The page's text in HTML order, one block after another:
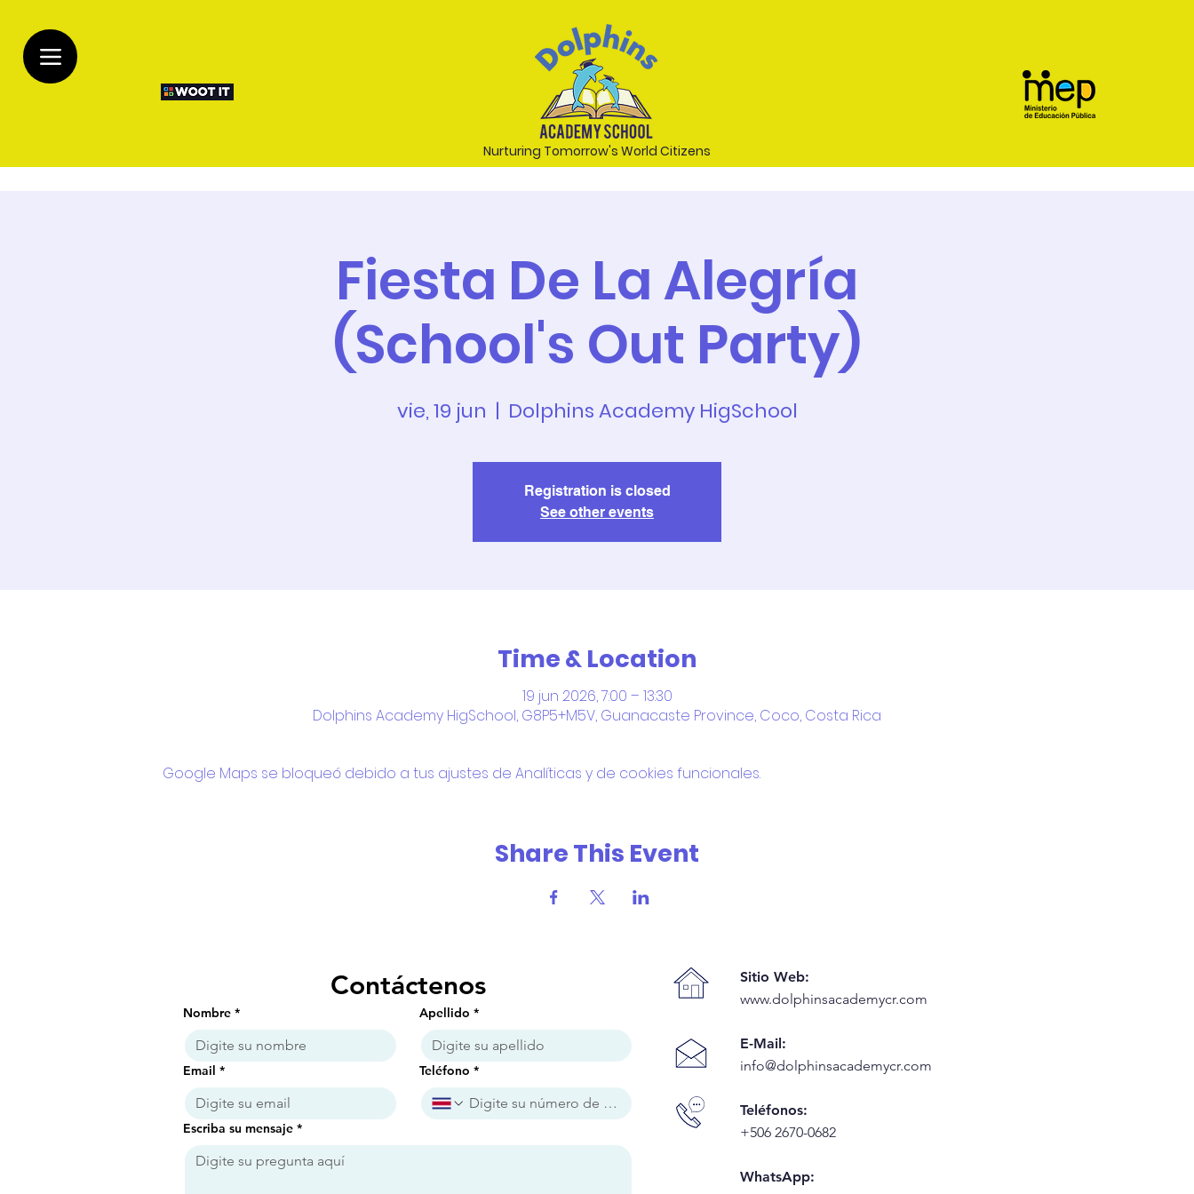
Nurturing Tomorrow's World Citizens
Fiesta De La Alegría
(School's Out Party)
vie, 19 jun
  |
Dolphins Academy HigSchool
Registration is closed
See other events
Time & Location
19 jun 2026, 7:00 – 13:30
Dolphins Academy HigSchool, G8P5+M5V, Guanacaste Province, Coco, Costa Rica
Google Maps se bloqueó debido a tus ajustes de Analíticas y de cookies funcionales.
Share This Event
Contáctenos
Nombre * Apellido *
Email * Teléfono *
Escriba su mensaje *
Sitio Web:
www.dolphinsacademycr.com
E-Mail:
info@dolphinsacademycr.com
Teléfonos:
+506 2670-0682
WhatsApp: